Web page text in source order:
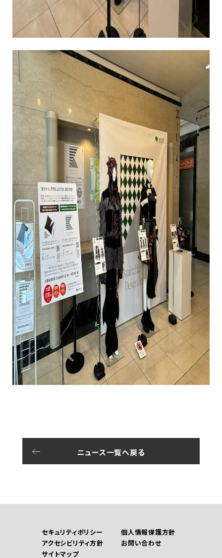
ニュース一覧へ戻る
セキュリティポリシー
個人情報保護方針
アクセシビリティ方針
お問い合わせ
サイトマップ